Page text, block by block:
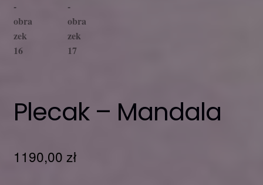
Plecak – Mandala
1190,00 zł